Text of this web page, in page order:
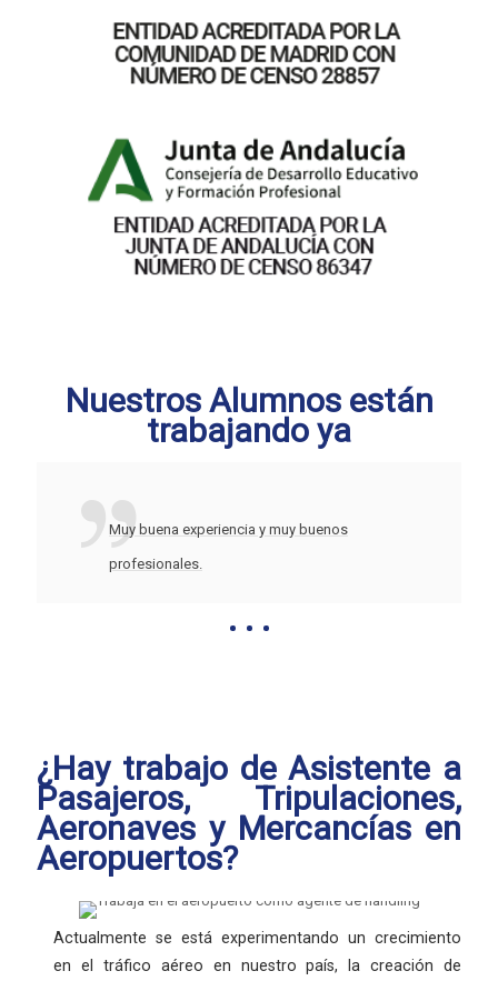
Nuestros Alumnos están
trabajando ya
Muy buena experiencia y muy buenos
profesionales.
¿Hay trabajo de Asistente a
Pasajeros, Tripulaciones,
Aeronaves y Mercancías en
Aeropuertos?
Actualmente se está experimentando un crecimiento
en el tráfico aéreo en nuestro país, la creación de